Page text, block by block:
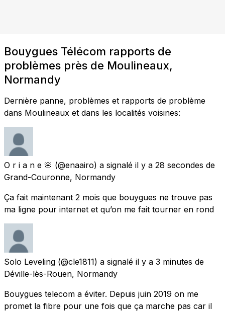
Bouygues Télécom rapports de
problèmes près de Moulineaux,
Normandy
Dernière panne, problèmes et rapports de problème
dans Moulineaux et dans les localités voisines:
O r i a n e 🌸 (@enaairo) a signalé il y a 28 secondes de
Grand-Couronne, Normandy
Ça fait maintenant 2 mois que bouygues ne trouve pas
ma ligne pour internet et qu’on me fait tourner en rond
Solo Leveling (@cle1811) a signalé il y a 3 minutes de
Déville-lès-Rouen, Normandy
Bouygues telecom a éviter. Depuis juin 2019 on me
promet la fibre pour une fois que ça marche pas car il